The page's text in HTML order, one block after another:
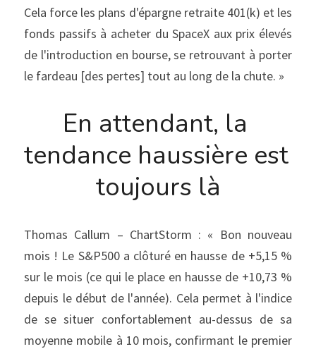
Cela force les plans d'épargne retraite 401(k) et les
fonds passifs à acheter du SpaceX aux prix élevés
de l'introduction en bourse, se retrouvant à porter
le fardeau [des pertes] tout au long de la chute. »
En attendant, la
tendance haussière est
toujours là
Thomas Callum – ChartStorm : « Bon nouveau
mois ! Le S&P500 a clôturé en hausse de +5,15 %
sur le mois (ce qui le place en hausse de +10,73 %
depuis le début de l'année). Cela permet à l'indice
de se situer confortablement au-dessus de sa
moyenne mobile à 10 mois, confirmant le premier